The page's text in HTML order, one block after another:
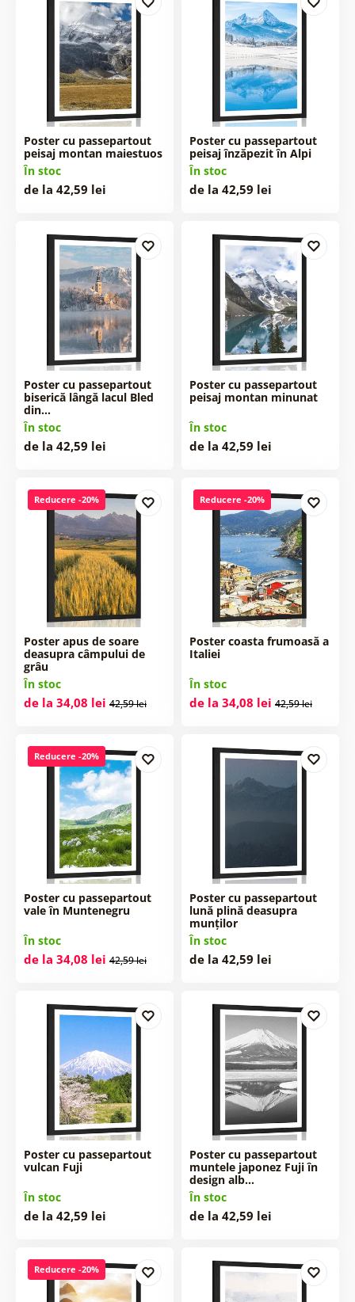
Poster cu passepartout
peisaj montan maiestuos
În stoc
de la 42,59 lei
Poster cu passepartout
peisaj înzăpezit în Alpi
În stoc
de la 42,59 lei
Poster cu passepartout
biserică lângă lacul Bled
din…
În stoc
de la 42,59 lei
Poster cu passepartout
peisaj montan minunat
În stoc
de la 42,59 lei
Reducere -20%
Poster apus de soare
deasupra câmpului de
grâu
În stoc
de la 34,08 lei 42,59 lei
Reducere -20%
Poster coasta frumoasă a
Italiei
În stoc
de la 34,08 lei 42,59 lei
Reducere -20%
Poster cu passepartout
vale în Muntenegru
În stoc
de la 34,08 lei 42,59 lei
Poster cu passepartout
lună plină deasupra
munților
În stoc
de la 42,59 lei
Poster cu passepartout
vulcan Fuji
În stoc
de la 42,59 lei
Poster cu passepartout
muntele japonez Fuji în
design alb…
În stoc
de la 42,59 lei
Reducere -20%